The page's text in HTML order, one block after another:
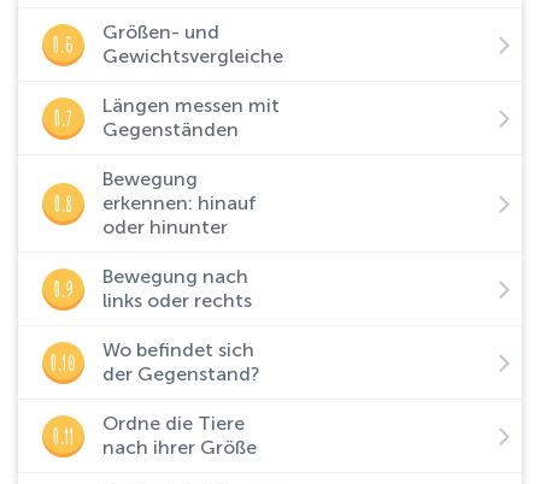
O.6
Größen- und
Gewichtsvergleiche
O.7
Längen messen mit
Gegenständen
O.8
Bewegung
erkennen: hinauf
oder hinunter
O.9
Bewegung nach
links oder rechts
O.10
Wo befindet sich
der Gegenstand?
O.11
Ordne die Tiere
nach ihrer Größe